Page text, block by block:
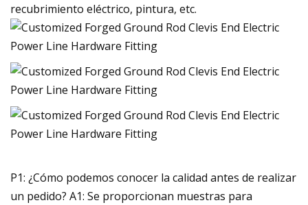
recubrimiento eléctrico, pintura, etc.
P1: ¿Cómo podemos conocer la calidad antes de realizar
un pedido? A1: Se proporcionan muestras para